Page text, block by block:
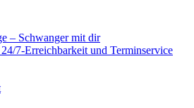
– Schwanger mit dir
7-Erreichbarkeit und Terminservice